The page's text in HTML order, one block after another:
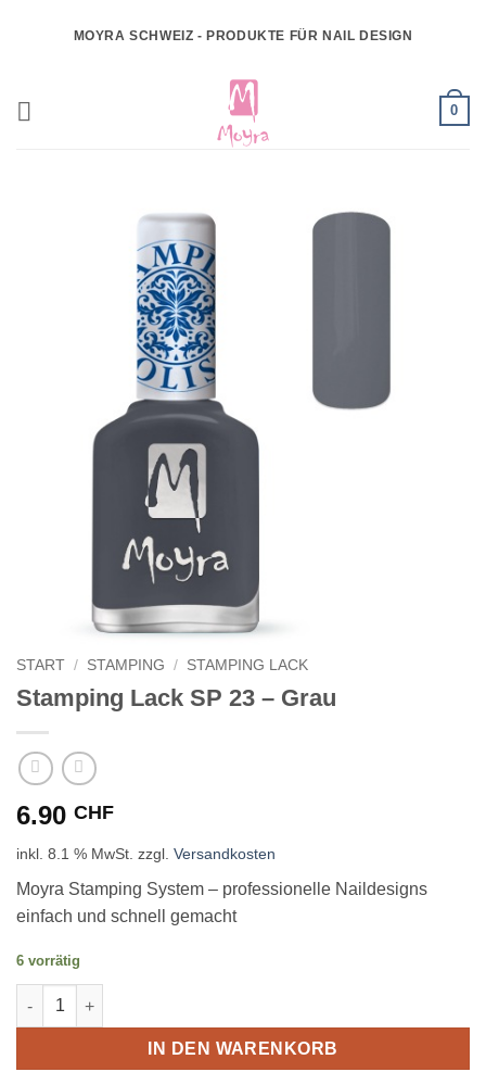
MOYRA SCHWEIZ - PRODUKTE FÜR NAIL DESIGN
0
START / STAMPING / STAMPING LACK
Stamping Lack SP 23 – Grau
6.90 CHF
inkl. 8.1 % MwSt. zzgl. Versandkosten
Moyra Stamping System – professionelle Naildesigns
einfach und schnell gemacht
6 vorrätig
Stamping Lack SP 23 - Grau Menge
IN DEN WARENKORB